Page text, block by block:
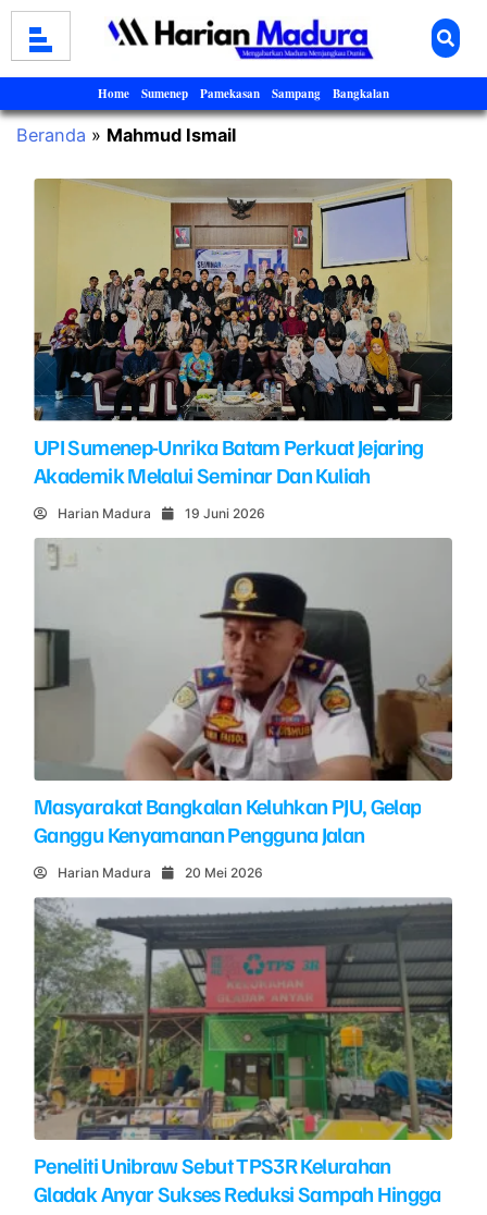
Home Sumenep Pamekasan Sampang Bangkalan
Beranda » Mahmud Ismail
UPI Sumenep-Unrika Batam Perkuat Jejaring
Akademik Melalui Seminar Dan Kuliah
Harian Madura 19 Juni 2026
Masyarakat Bangkalan Keluhkan PJU, Gelap
Ganggu Kenyamanan Pengguna Jalan
Harian Madura 20 Mei 2026
Peneliti Unibraw Sebut TPS3R Kelurahan
Gladak Anyar Sukses Reduksi Sampah Hingga